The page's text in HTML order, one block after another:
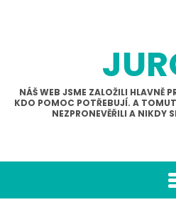
NÁŠ WEB JSME ZALOŽILI HLAVNĚ
KDO POMOC POTŘEBUJÍ. A
NEZPRONEVĚŘILI A NIKDY